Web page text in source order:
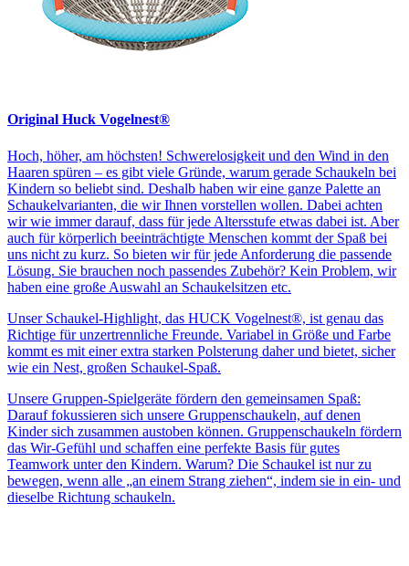
Original Huck Vogelnest®
Hoch, höher, am höchsten! Schwerelosigkeit und den Wind in den
Haaren spüren – es gibt viele Gründe, warum gerade Schaukeln bei
Kindern so beliebt sind. Deshalb haben wir eine ganze Palette an
Schaukelvarianten, die wir Ihnen vorstellen wollen. Dabei achten
wir wie immer darauf, dass für jede Altersstufe etwas dabei ist. Aber
auch für körperlich beeinträchtigte Menschen kommt der Spaß bei
uns nicht zu kurz. So bieten wir für jede Anforderung die passende
Lösung. Sie brauchen noch passendes Zubehör? Kein Problem, wir
haben eine große Auswahl an Schaukelsitzen etc.
Unser Schaukel-Highlight, das HUCK Vogelnest®, ist genau das
Richtige für unzertrennliche Freunde. Variabel in Größe und Farbe
kommt es mit einer extra starken Polsterung daher und bietet, sicher
wie ein Nest, großen Schaukel-Spaß.
Unsere Gruppen-Spielgeräte fördern den gemeinsamen Spaß:
Darauf fokussieren sich unsere Gruppenschaukeln, auf denen
Kinder sich zusammen austoben können. Gruppenschaukeln fördern
das Wir-Gefühl und schaffen eine perfekte Basis für gutes
Teamwork unter den Kindern. Warum? Die Schaukel ist nur zu
bewegen, wenn alle „an einem Strang ziehen“, indem sie in ein- und
dieselbe Richtung schaukeln.